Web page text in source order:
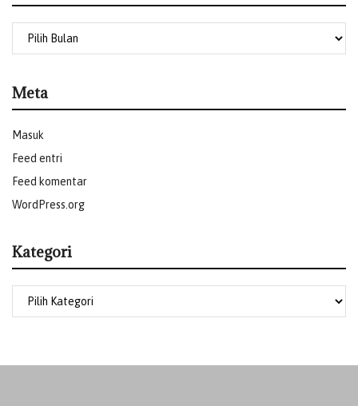
Meta
Masuk
Feed entri
Feed komentar
WordPress.org
Kategori